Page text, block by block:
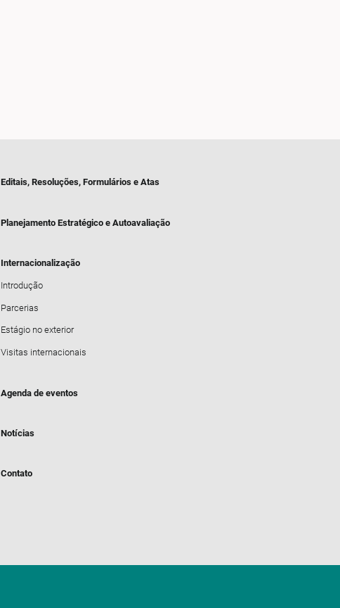
Editais, Resoluções, Formulários e Atas
Planejamento Estratégico e Autoavaliação
Internacionalização
Introdução
Parcerias
Estágio no exterior
Visitas internacionais
Agenda de eventos
Notícias
Contato